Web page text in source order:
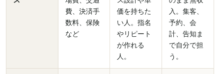
費、決済手
数料、保険
など
価を持ちた
い人。指名
やリピート
が作れる
人。
入。集客、
予約、会
計、告知ま
で自分で担
う。